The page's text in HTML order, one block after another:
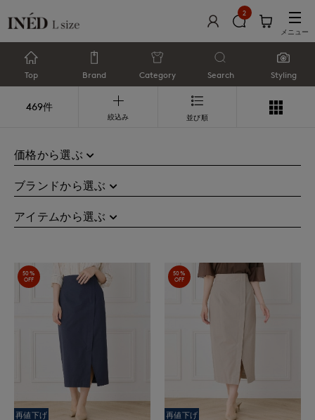
2
メニュー
Top Brand Category Search Styling
469件
絞込み 並び順
価格から選ぶ
ブランドから選ぶ
アイテムから選ぶ
50%
OFF
再値下げ
50%
OFF
再値下げ